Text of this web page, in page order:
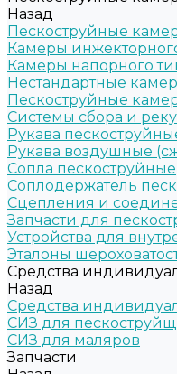
Назад
Пескоструйные
Камеры
Камеры напорного
Нестандартные
Пескоструйные
Системы сбора и
Рукава
Рукава воздушные
Сопла пескоструйные
Соплодержатель
Сцепления и
Запчасти для
Устройства для
Эталоны
Средства
Назад
Средства
СИЗ для
СИЗ для маляров
Запчасти